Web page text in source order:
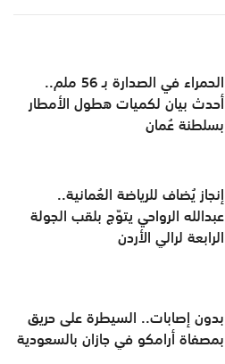
الحمراء في الصدارة بـ 56 ملم..
أحدث بيان لكميات هطول الأمطار
بسلطنة عُمان
إنجاز يُضاف للرياضة العُمانية..
عبدالله الرواحي يتوّج بلقب الجولة
الرابعة لرالي الأردن
بدون إصابات.. السيطرة على حريق
بمصفاة أرامكو في جازان بالسعودية